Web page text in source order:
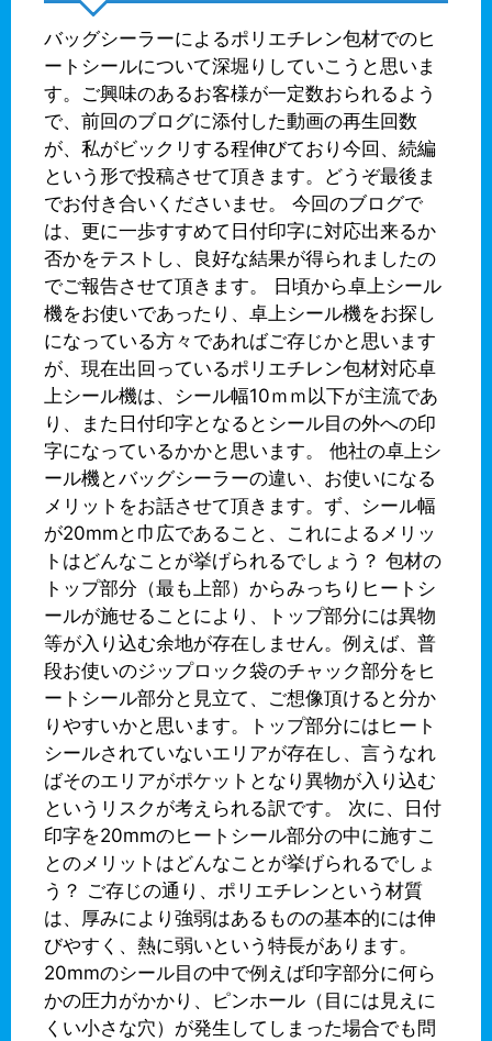
バッグシーラーによるポリエチレン包材でのヒ
ートシールについて深堀りしていこうと思いま
す。ご興味のあるお客様が一定数おられるよう
で、前回のブログに添付した動画の再生回数
が、私がビックリする程伸びており今回、続編
という形で投稿させて頂きます。どうぞ最後ま
でお付き合いくださいませ。 今回のブログで
は、更に一歩すすめて日付印字に対応出来るか
否かをテストし、良好な結果が得られましたの
でご報告させて頂きます。 日頃から卓上シール
機をお使いであったり、卓上シール機をお探し
になっている方々であればご存じかと思います
が、現在出回っているポリエチレン包材対応卓
上シール機は、シール幅10ｍｍ以下が主流であ
り、また日付印字となるとシール目の外への印
字になっているかかと思います。 他社の卓上シ
ール機とバッグシーラーの違い、お使いになる
メリットをお話させて頂きます。ず、シール幅
が20mmと巾広であること、これによるメリッ
トはどんなことが挙げられるでしょう？ 包材の
トップ部分（最も上部）からみっちりヒートシ
ールが施せることにより、トップ部分には異物
等が入り込む余地が存在しません。例えば、普
段お使いのジップロック袋のチャック部分をヒ
ートシール部分と見立て、ご想像頂けると分か
りやすいかと思います。トップ部分にはヒート
シールされていないエリアが存在し、言うなれ
ばそのエリアがポケットとなり異物が入り込む
というリスクが考えられる訳です。 次に、日付
印字を20mmのヒートシール部分の中に施すこ
とのメリットはどんなことが挙げられるでしょ
う？ ご存じの通り、ポリエチレンという材質
は、厚みにより強弱はあるものの基本的には伸
びやすく、熱に弱いという特長があります。
20mmのシール目の中で例えば印字部分に何ら
かの圧力がかかり、ピンホール（目には見えに
くい小さな穴）が発生してしまった場合でも問